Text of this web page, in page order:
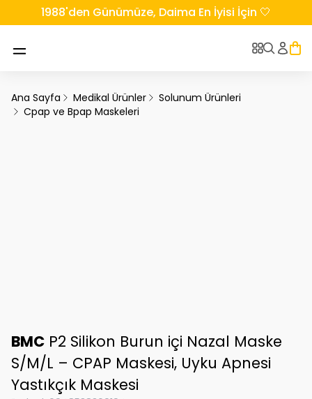
1988'den Günümüze, Daima En İyisi İçin 🤍
Ana Sayfa Medikal Ürünler
Solunum Ürünleri
Cpap ve Bpap Maskeleri
BMC P2 Silikon Burun içi Nazal Maske
S/M/L – CPAP Maskesi, Uyku Apnesi
Yastıkçık Maskesi